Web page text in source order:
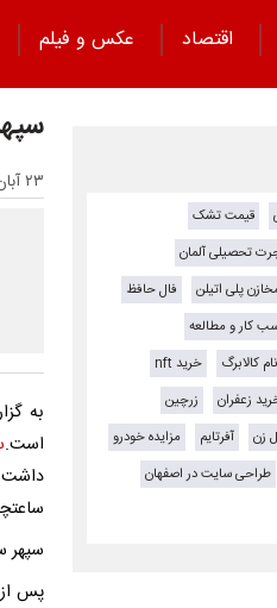
اقتصاد
عکس و فیلم
۲۳ آبان ۱۴۰۳ - ۱۰:۴۳
به
است.
سپهر
پس از
قیمت تشک
تحصیلی آلمان
پلی اتیلن
فال حافظ
کار و مطالعه
کالابرگ
خرید nft
زعفران
زرچین
زن آفرتایم
مزایده خودرو
طراحی سایت در اصفهان